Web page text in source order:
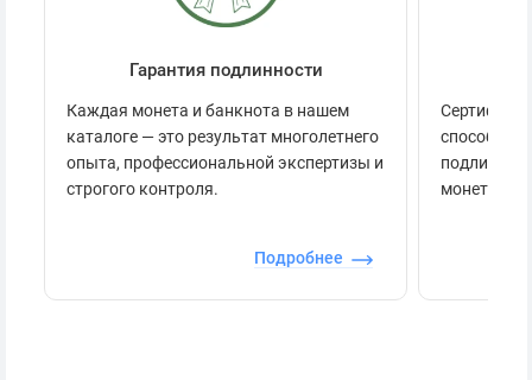
Гарантия подлинности
Каждая монета и банкнота в нашем
каталоге — это результат многолетнего
опыта, профессиональной экспертизы и
строгого контроля.
Подробнее
способов
монеты.